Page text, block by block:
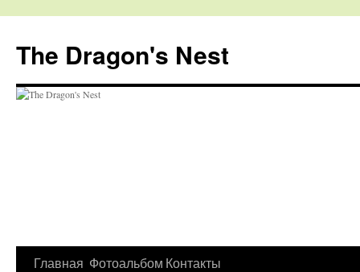
The Dragon's Nest
Перейти
Главная Фотоальбом Контакты